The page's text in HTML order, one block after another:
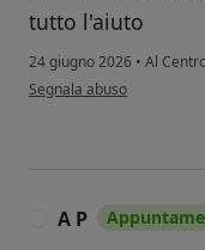
tutto l'aiuto
24 giugno 2026 • Al
secondo l'opinione
Segnala abuso
A P